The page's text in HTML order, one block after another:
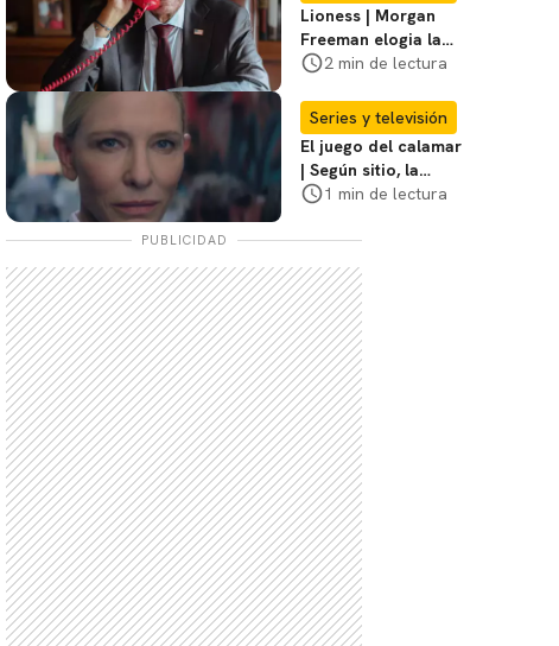
Lioness | Morgan
Freeman elogia la
escritura de Taylor
coraje"
2 min de lectura
Series y televisión
El juego del calamar
| Según sitio, la
versión de David
debería suceder
1 min de lectura
PUBLICIDAD